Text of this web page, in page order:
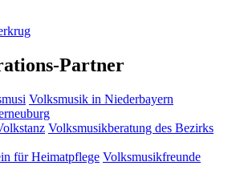
Partner
Volksmusik in Niederbayern
Volksmusikberatung des Bezirks
für Heimatpflege Volksmusikfreunde